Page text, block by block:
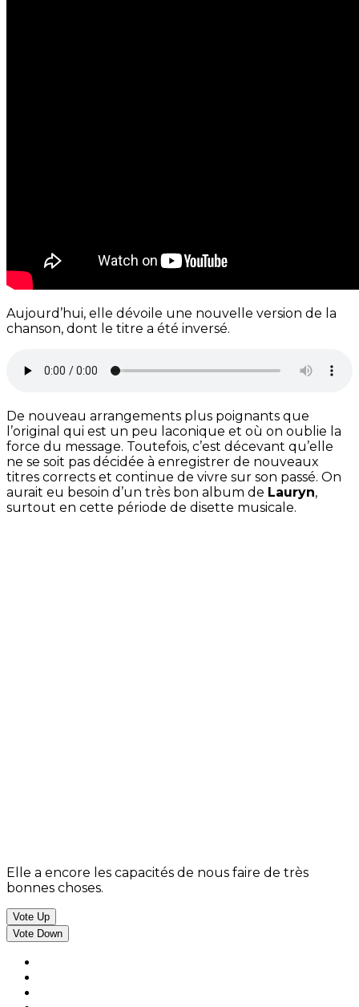
Aujourd’hui, elle dévoile une nouvelle version de la
chanson, dont le titre a été inversé.
De nouveau arrangements plus poignants que
l’original qui est un peu laconique et où on oublie la
force du message. Toutefois, c’est décevant qu’elle
ne se soit pas décidée à enregistrer de nouveaux
titres corrects et continue de vivre sur son passé. On
aurait eu besoin d’un très bon album de Lauryn,
surtout en cette période de disette musicale.
Elle a encore les capacités de nous faire de très
bonnes choses.
Vote Up
Vote Down